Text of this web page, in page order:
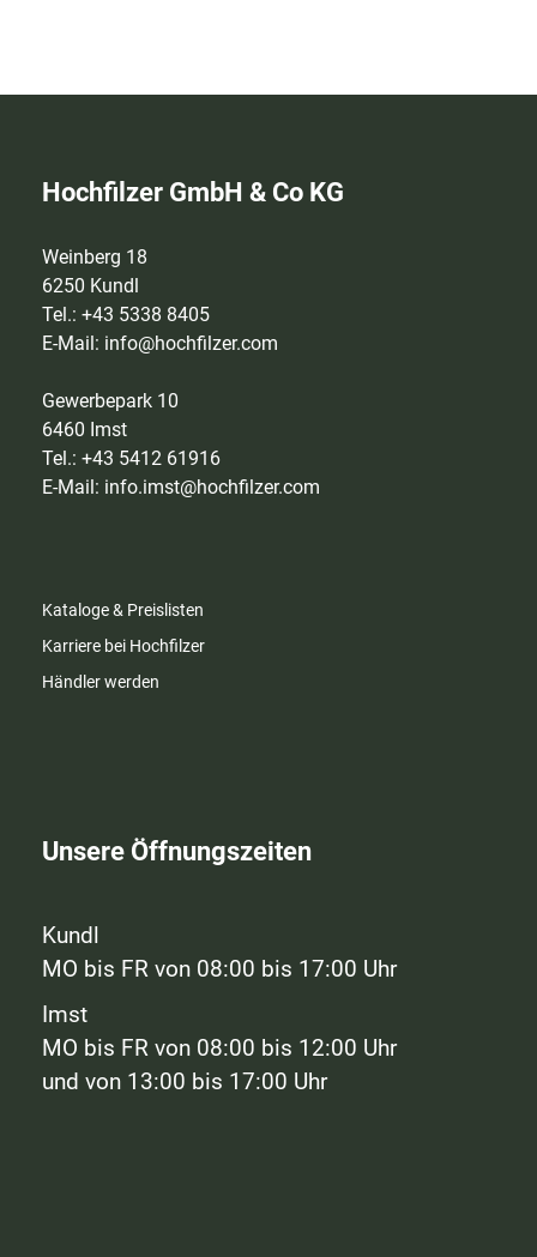
Hochfilzer GmbH & Co KG
Weinberg 18
6250 Kundl
Tel.: +43 5338 8405
E-Mail: info@hochfilzer.com
Gewerbepark 10
6460 Imst
Tel.: +43 5412 61916
E-Mail: info.imst@hochfilzer.com
Kataloge & Preislisten
Karriere bei Hochfilzer
Händler werden
Unsere Öffnungszeiten
Kundl
MO bis FR von 08:00 bis 17:00 Uhr
Imst
MO bis FR von 08:00 bis 12:00 Uhr
und von 13:00 bis 17:00 Uhr